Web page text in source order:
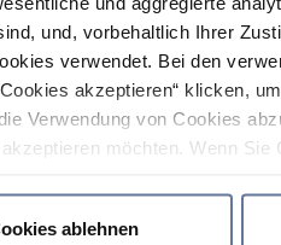
und, vorbehaltlich Ihrer
verwendet. Bei den
akzeptieren“ klicken,
Verwendung von Cookies
möchten. Wenn Sie
ablehnen